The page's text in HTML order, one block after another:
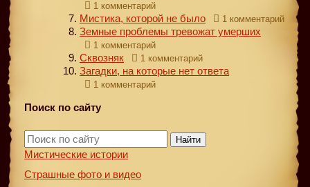
1 комментарий
Мистика, которой не было 1 комментарий
Земные проблемы тревожат умерших
1 комментарий
Сквозняк 1 комментарий
Загадки, на которые нет ответа
1 комментарий
Поиск по сайту
Найти
Мистические истории
Страшные фото и видео